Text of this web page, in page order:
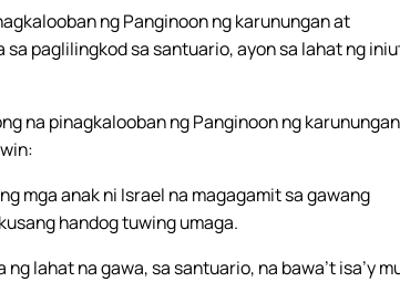
ng Panginoon ng karunungan at
paglilingkod sa santuario, ayon sa lahat ng
na pinagkalooban ng Panginoon ng
mga anak ni Israel na magagamit sa gawang
handog tuwing umaga.
lahat na gawa, sa santuario, na bawa’t isa’y